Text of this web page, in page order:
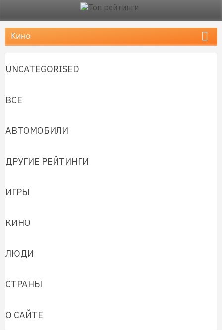
UNCATEGORISED
ВСЕ
АВТОМОБИЛИ
ДРУГИЕ РЕЙТИНГИ
ИГРЫ
КИНО
ЛЮДИ
СТРАНЫ
О САЙТЕ